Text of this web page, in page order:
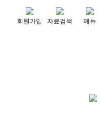
회원가입 자료검색 메뉴